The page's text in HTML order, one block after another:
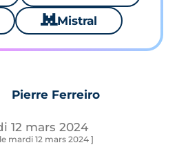
🐱 Mistral
Pierre Ferreiro
12 mars 2024
mardi 12 mars 2024 ]